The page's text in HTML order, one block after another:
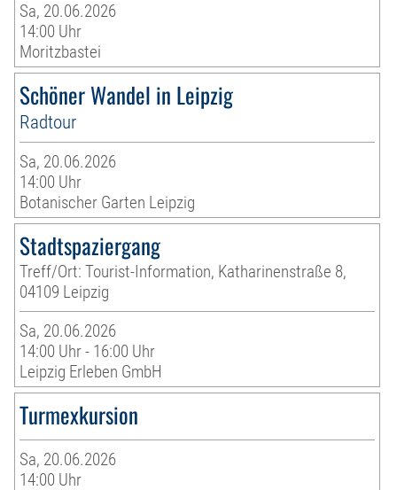
Sa, 20.06.2026
14:00 Uhr
Moritzbastei
Schöner Wandel in Leipzig
Radtour
Sa, 20.06.2026
14:00 Uhr
Botanischer Garten Leipzig
Stadtspaziergang
Treff/Ort: Tourist-Information, Katharinenstraße 8,
04109 Leipzig
Sa, 20.06.2026
14:00 Uhr - 16:00 Uhr
Leipzig Erleben GmbH
Turmexkursion
Sa, 20.06.2026
14:00 Uhr